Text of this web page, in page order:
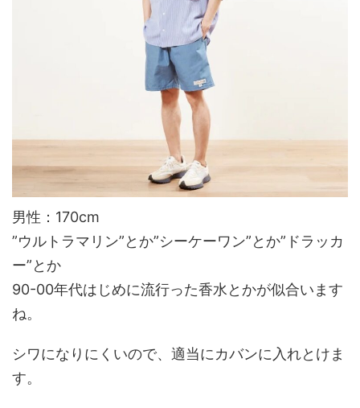
男性：170cm
”ウルトラマリン”とか”シーケーワン”とか”ドラッカ
ー”とか
90-00年代はじめに流行った香水とかが似合います
ね。
シワになりにくいので、適当にカバンに入れとけま
す。